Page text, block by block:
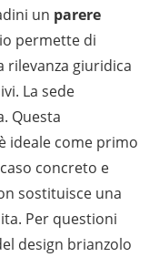
un parere
permette di
rilevanza giuridica
La sede
Questa
è ideale come primo
concreto e
sostituisce una
Per questioni
design brianzolo